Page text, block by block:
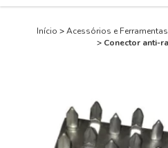
Início >Acessórios e Ferramentas
> Conector anti-